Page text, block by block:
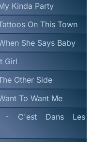
Kinda Party
On This Town
She Says Baby
Girl
Other Side
To Want Me
- C'est Dans Les